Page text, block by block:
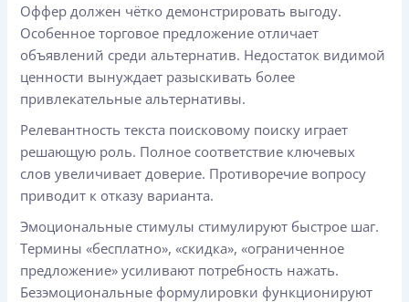
Оффер должен чётко демонстрировать выгоду.
Особенное торговое предложение отличает
объявлений среди альтернатив. Недостаток видимой
ценности вынуждает разыскивать более
привлекательные альтернативы.
Релевантность текста поисковому поиску играет
решающую роль. Полное соответствие ключевых
слов увеличивает доверие. Противоречие вопросу
приводит к отказу варианта.
Эмоциональные стимулы стимулируют быстрое шаг.
Термины «бесплатно», «скидка», «ограниченное
предложение» усиливают потребность нажать.
Безэмоциональные формулировки функционируют